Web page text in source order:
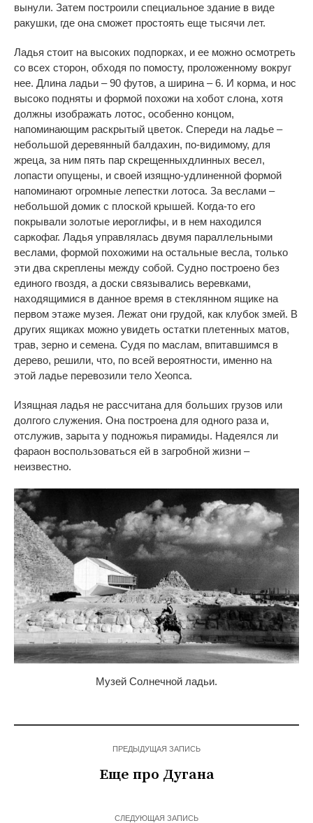
вынули. Затем построили специальное здание в виде
ракушки, где она сможет простоять еще тысячи лет.
Ладья стоит на высоких подпорках, и ее можно осмотреть
со всех сторон, обходя по помосту, проложенному вокруг
нее. Длина ладьи – 90 футов, а ширина – 6. И корма, и нос
высоко подняты и формой похожи на хобот слона, хотя
должны изображать лотос, особенно концом,
напоминающим раскрытый цветок. Спереди на ладье –
небольшой деревянный балдахин, по-видимому, для
жреца, за ним пять пар скрещенныхдлинных весел,
лопасти опущены, и своей изящно-удлиненной формой
напоминают огромные лепестки лотоса. За веслами –
небольшой домик с плоской крышей. Когда-то его
покрывали золотые иероглифы, и в нем находился
саркофаг. Ладья управлялась двумя параллельными
веслами, формой похожими на остальные весла, только
эти два скреплены между собой. Судно построено без
единого гвоздя, а доски связывались веревками,
находящимися в данное время в стеклянном ящике на
первом этаже музея. Лежат они грудой, как клубок змей. В
других ящиках можно увидеть остатки плетенных матов,
трав, зерно и семена. Судя по маслам, впитавшимся в
дерево, решили, что, по всей вероятности, именно на
этой ладье перевозили тело Хеопса.
Изящная ладья не рассчитана для больших грузов или
долгого служения. Она построена для одного раза и,
отслужив, зарыта у подножья пирамиды. Надеялся ли
фараон воспользоваться ей в загробной жизни –
неизвестно.
Музей Солнечной ладьи.
ПРЕДЫДУЩАЯ ЗАПИСЬ
Еще про Дугана
СЛЕДУЮЩАЯ ЗАПИСЬ